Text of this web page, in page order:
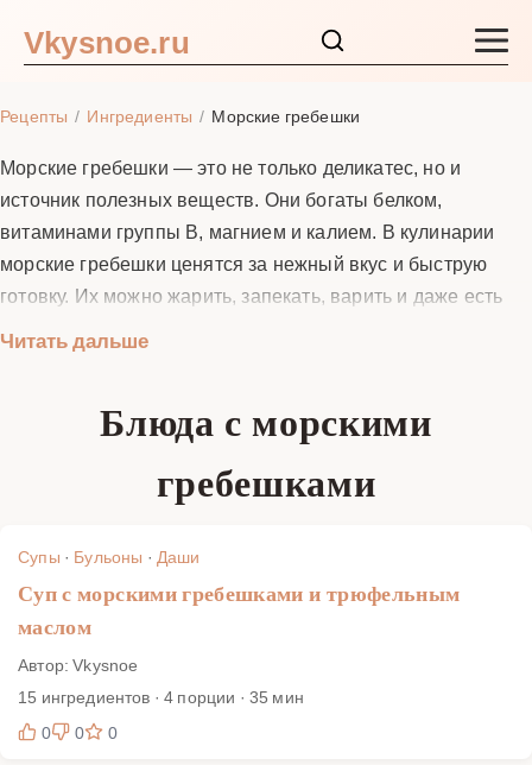
Vkysnoe.ru
Основные блюда
Супы
Ингредиенты
Блог
Рецепты Ингредиенты Морские гребешки
Морские гребешки — это не только деликатес, но и
источник полезных веществ. Они богаты белком,
витаминами группы B, магнием и калием. В кулинарии
морские гребешки ценятся за нежный вкус и быструю
готовку. Их можно жарить, запекать, варить и даже есть
рецепты с морскими гребешками, которые подойдут как
Вы узнаете, как правильно выбирать гребешки, как их
продуктами они лучше всего сочетаются.
Читать дальше
Блюда с морскими
гребешками
Супы · Бульоны · Даши
Суп с морскими гребешками и трюфельным
маслом
Автор: Vkysnoe
15 ингредиентов · 4 порции · 35 мин
0
0 0